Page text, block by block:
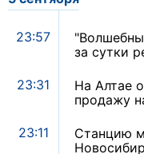
23:57
за сутки
23:31
На Алтае
продажу
23:11
Станцию